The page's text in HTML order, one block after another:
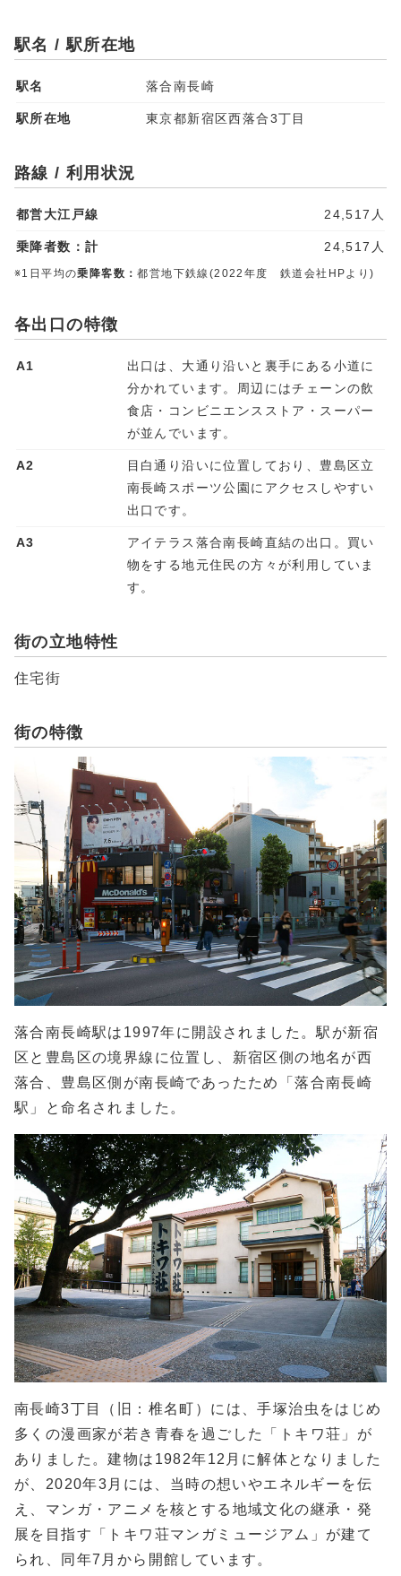
駅名 / 駅所在地
駅名 落合南長崎
駅所在地 東京都新宿区西落合3丁目
路線 / 利用状況
都営大江戸線 24,517人
乗降者数：計 24,517人
※1日平均の乗降客数：都営地下鉄線(2022年度 鉄道会社HPより)
各出口の特徴
A1
出口は、大通り沿いと裏手にある小道に
分かれています。周辺にはチェーンの飲
食店・コンビニエンスストア・スーパー
が並んでいます。
A2
目白通り沿いに位置しており、豊島区立
南長崎スポーツ公園にアクセスしやすい
出口です。
A3
アイテラス落合南長崎直結の出口。買い
物をする地元住民の方々が利用していま
す。
街の立地特性
住宅街
街の特徴
落合南長崎駅は1997年に開設されました。駅が新宿
区と豊島区の境界線に位置し、新宿区側の地名が西
落合、豊島区側が南長崎であったため「落合南長崎
駅」と命名されました。
南長崎3丁目（旧：椎名町）には、手塚治虫をはじめ
多くの漫画家が若き青春を過ごした「トキワ荘」が
ありました。建物は1982年12月に解体となりました
が、2020年3月には、当時の想いやエネルギーを伝
え、マンガ・アニメを核とする地域文化の継承・発
展を目指す「トキワ荘マンガミュージアム」が建て
られ、同年7月から開館しています。